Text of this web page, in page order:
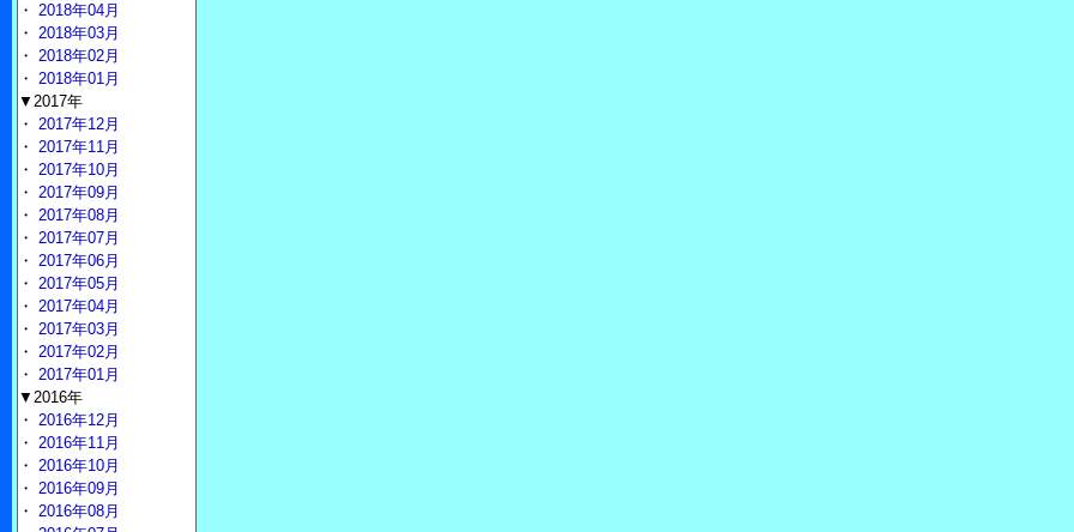
・ 2018年04月
・ 2018年03月
・ 2018年02月
・ 2018年01月
▼2017年
・ 2017年12月
・ 2017年11月
・ 2017年10月
・ 2017年09月
・ 2017年08月
・ 2017年07月
・ 2017年06月
・ 2017年05月
・ 2017年04月
・ 2017年03月
・ 2017年02月
・ 2017年01月
▼2016年
・ 2016年12月
・ 2016年11月
・ 2016年10月
・ 2016年09月
・ 2016年08月